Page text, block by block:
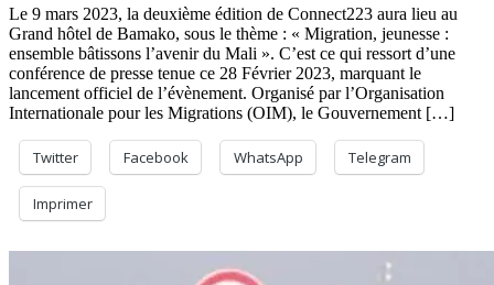
Le 9 mars 2023, la deuxième édition de Connect223 aura lieu au
Grand hôtel de Bamako, sous le thème : « Migration, jeunesse :
ensemble bâtissons l’avenir du Mali ». C’est ce qui ressort d’une
conférence de presse tenue ce 28 Février 2023, marquant le
lancement officiel de l’évènement. Organisé par l’Organisation
Internationale pour les Migrations (OIM), le Gouvernement […]
Twitter Facebook WhatsApp Telegram
Imprimer